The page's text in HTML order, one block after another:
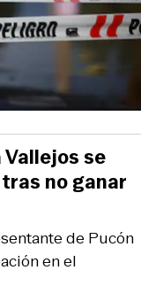
de Pucón
en el
Vallejos se
no ganar